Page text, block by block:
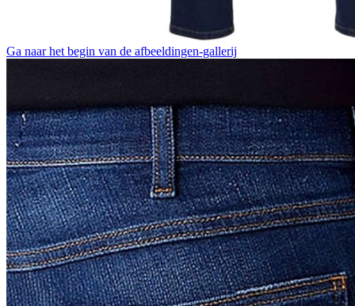
Ga naar het begin van de afbeeldingen-gallerij